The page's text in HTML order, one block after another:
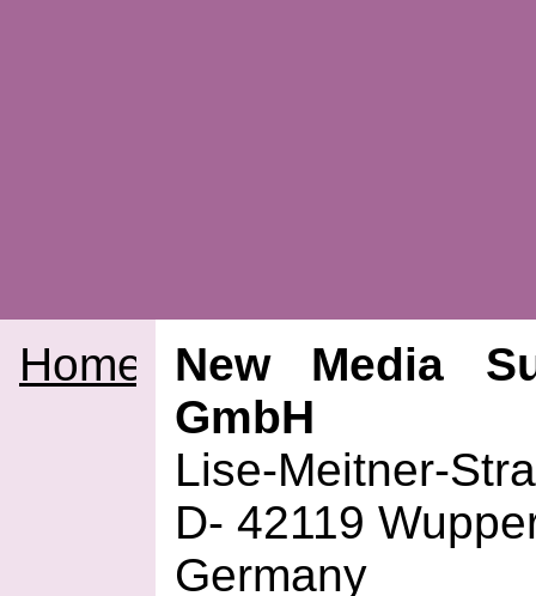
New Media
GmbH
Lise-Meitner-
D- 42119
Germany
Home